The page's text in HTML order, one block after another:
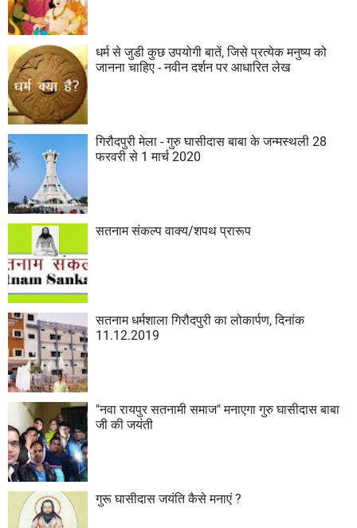
धर्म से जुडी कुछ उपयोगी बातें, जिसे प्रत्येक मनुष्य को
जानना चाहिए - नवीन दर्शन पर आधारित लेख
गिरौदपुरी मेला - गुरु घासीदास बाबा के जन्मस्थली 28
फरवरी से 1 मार्च 2020
सतनाम संकल्प वाक्य/शपथ प्रारूप
सतनाम धर्मशाला गिरौदपुरी का लोकार्पण, दिनांक
11.12.2019
"नवा रायपुर सतनामी समाज" मनाएगा गुरु घासीदास बाबा
जी की जयंती
गुरू घासीदास जयंति कैसे मनाएं ?